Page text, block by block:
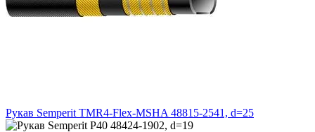
Рукав Semperit TMR4-Flex-MSHA 48815-2541, d=25